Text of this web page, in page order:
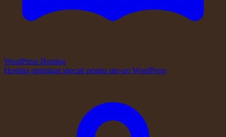
WordPress Hosting
Hosting optimizat special pentru site-uri WordPress